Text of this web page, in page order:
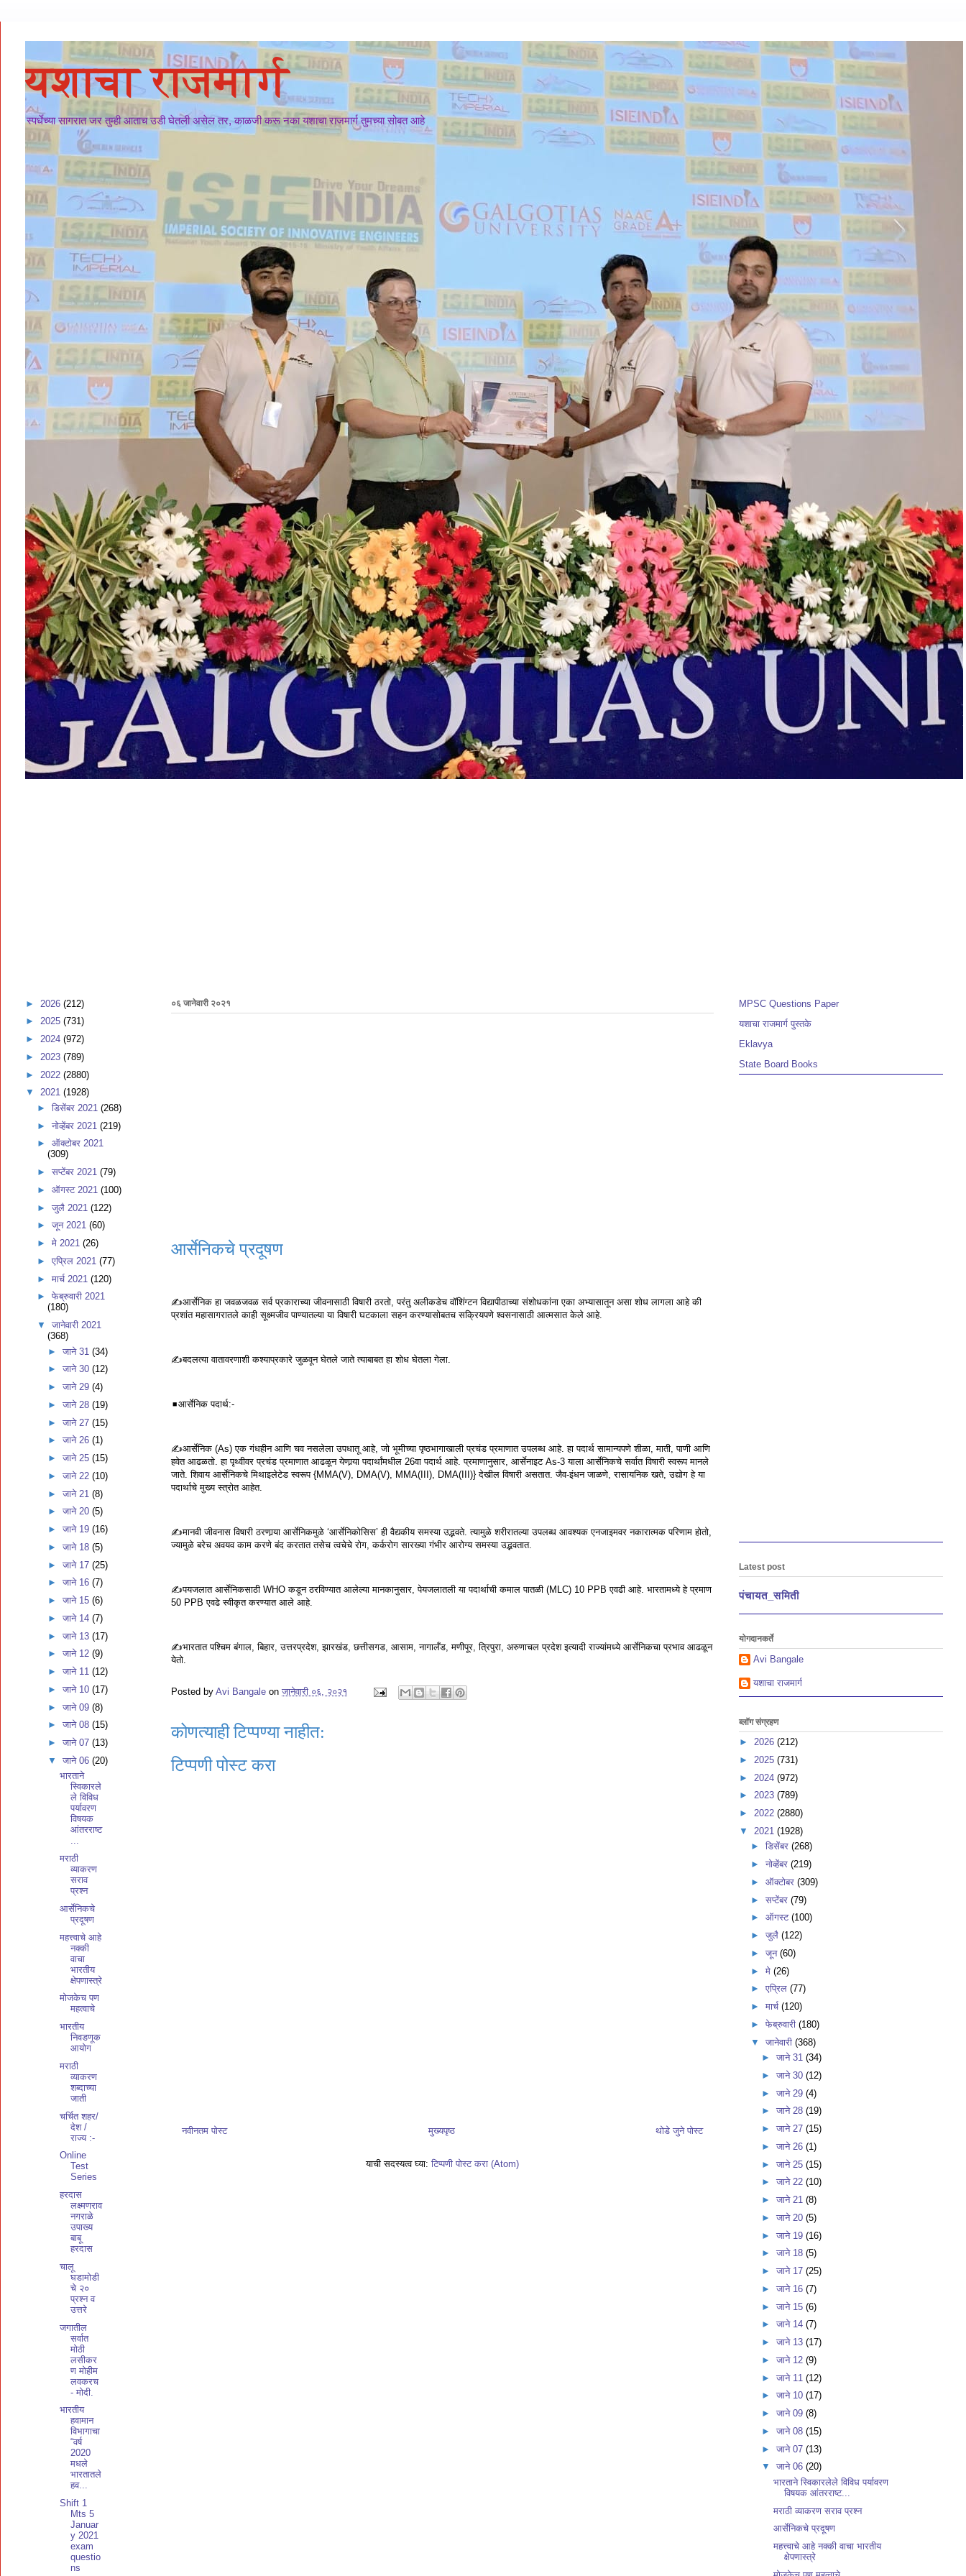
यशाचा राजमार्ग
स्पर्धेच्या सागरात जर तुम्ही आताच उडी घेतली असेल तर, काळजी करू नका यशाचा राजमार्ग तुमच्या सोबत आहे
०६ जानेवारी २०२१
आर्सेनिकचे प्रदूषण
✍️आर्सेनिक हा जवळजवळ सर्व प्रकाराच्या जीवनासाठी विषारी ठरतो, परंतु अलीकडेच वॉशिंग्टन विद्यापीठाच्या संशोधकांना एका अभ्यासातून असा शोध लागला आहे की
प्रशांत महासागरातले काही सूक्ष्मजीव पाण्यातल्या या विषारी घटकाला सहन करण्यासोबतच सक्रियपणे श्वसनासाठी आत्मसात केले आहे.
✍️बदलत्या वातावरणाशी कश्याप्रकारे जुळवून घेतले जाते त्याबाबत हा शोध घेतला गेला.
◾️आर्सेनिक पदार्थ:-
✍️आर्सेनिक (As) एक गंधहीन आणि चव नसलेला उपधातू आहे, जो भूमीच्या पृष्ठभागाखाली प्रचंड प्रमाणात उपलब्ध आहे. हा पदार्थ सामान्यपणे शीळा, माती, पाणी आणि
हवेत आढळतो. हा पृथ्वीवर प्रचंड प्रमाणात आढळून येणार्‍या पदार्थांमधील 26वा पदार्थ आहे. प्रमाणानुसार, आर्सेनाइट As-3 याला आर्सेनिकचे सर्वात विषारी स्वरूप मानले
जाते. शिवाय आर्सेनिकचे मिथाइलेटेड स्वरूप {MMA(V), DMA(V), MMA(III), DMA(III)} देखील विषारी असतात. जैव-इंधन जाळणे, रासायनिक खते, उद्योग हे या
पदार्थाचे मुख्य स्त्रोत आहेत.
✍️मानवी जीवनास विषारी ठरणार्‍या आर्सेनिकमुळे ‘आर्सेनिकोसिस’ ही वैद्यकीय समस्या उद्भवते. त्यामुळे शरीरातल्या उपलब्ध आवश्यक एनजाइमवर नकारात्मक परिणाम होतो,
ज्यामुळे बरेच अवयव काम करणे बंद करतात तसेच त्वचेचे रोग, कर्करोग सारख्या गंभीर आरोग्य समस्या उद्भवतात.
✍️पयजलात आर्सेनिकसाठी WHO कडून ठरविण्यात आलेल्या मानकानुसार, पेयजलातली या पदार्थाची कमाल पातळी (MLC) 10 PPB एवढी आहे. भारतामध्ये हे प्रमाण
50 PPB एवढे स्वीकृत करण्यात आले आहे.
✍️भारतात पश्चिम बंगाल, बिहार, उत्तरप्रदेश, झारखंड, छत्तीसगड, आसाम, नागालँड, मणीपूर, त्रिपुरा, अरुणाचल प्रदेश इत्यादी राज्यांमध्ये आर्सेनिकचा प्रभाव आढळून
येतो.
Posted by Avi Bangale on जानेवारी ०६, २०२१
कोणत्याही टिप्पण्‍या नाहीत:
टिप्पणी पोस्ट करा
नवीनतम पोस्ट थोडे जुने पोस्ट
मुख्यपृष्ठ
याची सदस्यत्व घ्या: टिप्पणी पोस्ट करा (Atom)
► 2026 (212)
► 2025 (731)
► 2024 (972)
► 2023 (789)
► 2022 (2880)
▼ 2021 (1928)
► डिसेंबर 2021 (268)
► नोव्हेंबर 2021 (219)
► ऑक्टोबर 2021
(309)
► सप्टेंबर 2021 (79)
► ऑगस्ट 2021 (100)
► जुलै 2021 (122)
► जून 2021 (60)
► मे 2021 (26)
► एप्रिल 2021 (77)
► मार्च 2021 (120)
► फेब्रुवारी 2021
(180)
▼ जानेवारी 2021
(368)
►जाने 31(34)
►जाने 30(12)
►जाने 29(4)
►जाने 28(19)
►जाने 27(15)
►जाने 26(1)
►जाने 25(15)
►जाने 22(10)
►जाने 21(8)
►जाने 20(5)
►जाने 19(16)
►जाने 18(5)
►जाने 17(25)
►जाने 16(7)
►जाने 15(6)
►जाने 14(7)
►जाने 13(17)
►जाने 12(9)
►जाने 11(12)
►जाने 10(17)
►जाने 09(8)
►जाने 08(15)
►जाने 07(13)
▼जाने 06(20)
भारताने
स्विकारले
ले विविध
पर्यावरण
विषयक
आंतरराष्ट
...
मराठी
व्याकरण
सराव
प्रश्न
आर्सेनिकचे
प्रदूषण
महत्त्वाचे आहे
नक्की
वाचा
भारतीय
क्षेपणास्त्रे
मोजकेच पण
महत्वाचे‌
भारतीय
निवडणूक
आयोग
मराठी
व्याकरण
शब्दाच्या
जाती
चर्चित शहर/
देश /
राज्य :-
Online
Test
Series
हरदास
लक्ष्मणराव
नगराळे
उपाख्य
बाबू
हरदास
चालू
घडामोडी
चे २०
प्रश्न व
उत्तरे
जगातील
सर्वात
मोठी
लसीकर
ण मोहीम
लवकरच
- मोदी.
भारतीय
हवामान
विभागाचा
“वर्ष
2020
मधले
भारतातले
हव...
Shift 1
Mts 5
Januar
y 2021
exam
questio
ns
MPSC Questions Paper
यशाचा राजमार्ग पुस्तके
Eklavya
State Board Books
Latest post
पंचायत_समिती
योगदानकर्ते
Avi Bangale
यशाचा राजमार्ग
ब्लॉग संग्रहण
► 2026 (212)
► 2025 (731)
► 2024 (972)
► 2023 (789)
► 2022 (2880)
▼ 2021 (1928)
► डिसेंबर (268)
► नोव्हेंबर (219)
► ऑक्टोबर (309)
► सप्टेंबर (79)
► ऑगस्ट (100)
► जुलै (122)
► जून (60)
► मे (26)
► एप्रिल (77)
► मार्च (120)
► फेब्रुवारी (180)
▼ जानेवारी (368)
►जाने 31(34)
►जाने 30(12)
►जाने 29(4)
►जाने 28(19)
►जाने 27(15)
►जाने 26(1)
►जाने 25(15)
►जाने 22(10)
►जाने 21(8)
►जाने 20(5)
►जाने 19(16)
►जाने 18(5)
►जाने 17(25)
►जाने 16(7)
►जाने 15(6)
►जाने 14(7)
►जाने 13(17)
►जाने 12(9)
►जाने 11(12)
►जाने 10(17)
►जाने 09(8)
►जाने 08(15)
►जाने 07(13)
▼जाने 06(20)
भारताने स्विकारलेले विविध पर्यावरण
विषयक आंतरराष्ट...
मराठी व्याकरण सराव प्रश्न
आर्सेनिकचे प्रदूषण
महत्त्वाचे आहे नक्की वाचा भारतीय
क्षेपणास्त्रे